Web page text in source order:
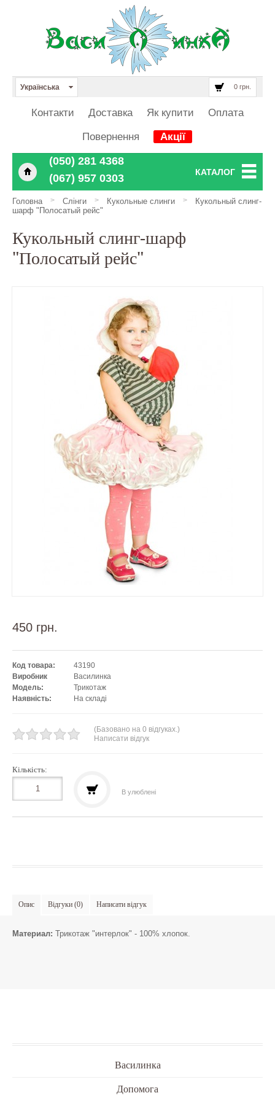
0 грн.
Українська
Контакти Доставка Як купити Оплата
Повернення Акції
‎‎‎‎‎(050) 281 4368
‎‎‎‎‎(067) 957 0303
КАТАЛОГ
Головна > Слінги > Кукольные слинги >
Кукольный слинг-
шарф "Полосатый рейс"
Кукольный слинг-шарф
"Полосатый рейс"
450 грн.
Код товара:
43190
Виробник
Василинка
Модель:
Трикотаж
Наявність:
На складі
(Базовано на 0 відгуках.)
Написати відгук
Кількість:
В улюблені
Опис Відгуки (0) Написати відгук
Материал: Трикотаж "интерлок" - 100% хлопок.
Василинка
Допомога